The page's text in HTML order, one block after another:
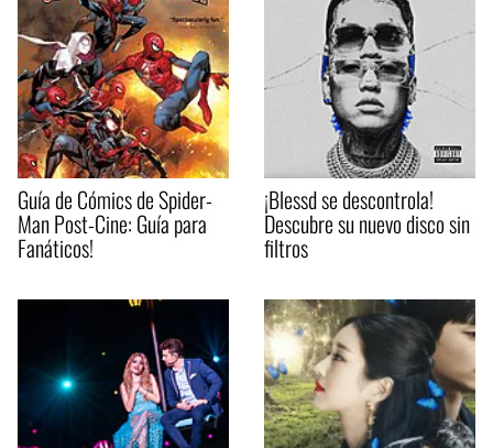
Guía de Cómics de Spider-
Man Post-Cine: Guía para
Fanáticos!
¡Blessd se descontrola!
Descubre su nuevo disco sin
filtros